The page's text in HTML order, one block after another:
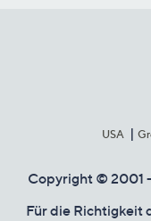
USA
Copyright © 2001 -
Für die Richtigkeit